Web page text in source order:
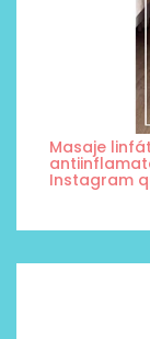
Masaje
Instagram